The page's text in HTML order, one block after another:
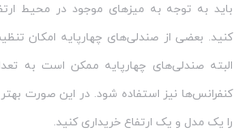
باید به توجه به میزهای موجود در محیط
کنید. بعضی از صندلی‌های چهارپایه امکان تنظیم
البته صندلی‌های چهارپایه ممکن است به
کنفرانس‌ها نیز استفاده شود. در این صورت
را یک مدل و یک ارتفاع خریداری کنید.